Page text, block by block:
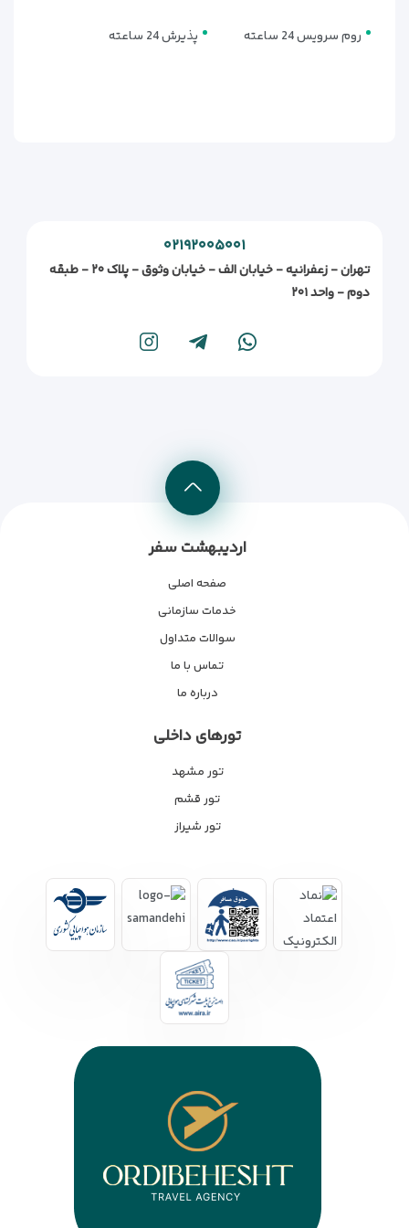
روم سرویس 24 ساعته پذیرش 24 ساعته
۰۲۱۹۲۰۰۵۰۰۱
تهران - زعفرانیه - خیابان الف - خیابان وثوق - پلاک ۲۰ - طبقه
دوم - واحد ۲۰۱
اردیبهشت سفر
صفحه اصلی
خدمات سازمانی
سوالات متداول
تماس با ما
درباره ما
تورهای داخلی
تور مشهد
تور قشم
تور شیراز